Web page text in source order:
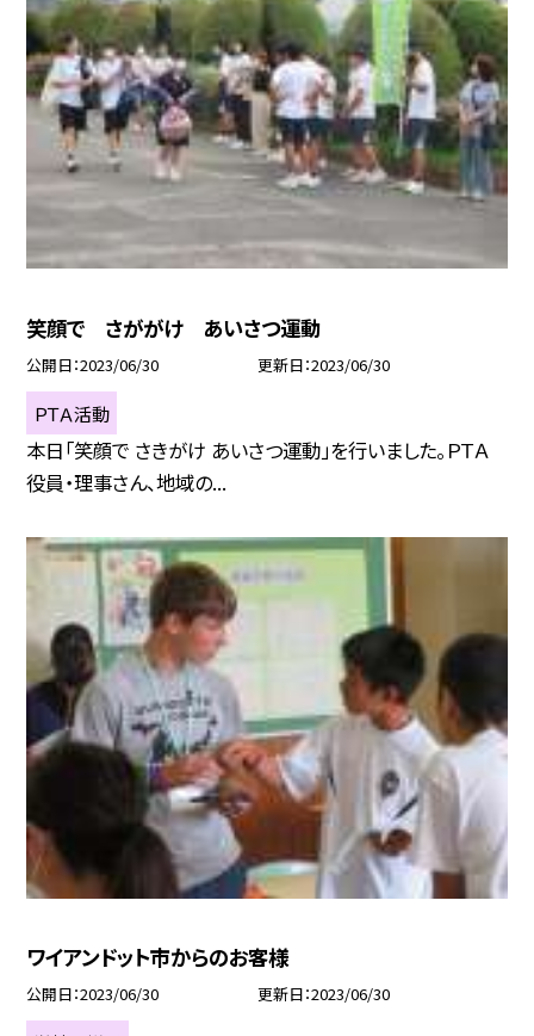
笑顔で さががけ あいさつ運動
公開日 2023/06/30 更新日 2023/06/30
ＰＴＡ活動
本日「笑顔で さきがけ あいさつ運動」を行いました。ＰＴＡ
役員・理事さん、地域の...
ワイアンドット市からのお客様
公開日 2023/06/30 更新日 2023/06/30